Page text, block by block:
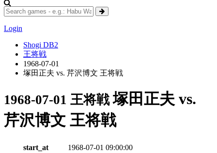
Login
Shogi DB2
王将戦
1968-07-01
塚田正夫 vs. 芹沢博文 王将戦
1968-07-01 王将戦塚田正夫 vs.
芹沢博文 王将戦
start_at
1968-07-01 09:00:00